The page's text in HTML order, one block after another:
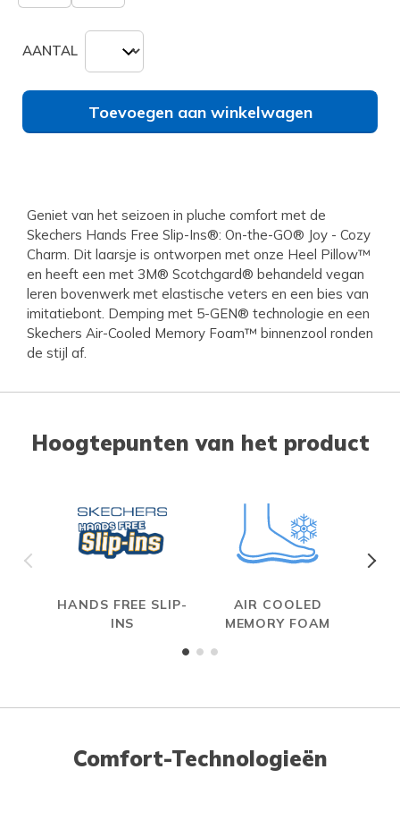
AANTAL
Toevoegen aan winkelwagen
Geniet van het seizoen in pluche comfort met de
Skechers Hands Free Slip-Ins®: On-the-GO® Joy - Cozy
Charm. Dit laarsje is ontworpen met onze Heel Pillow™
en heeft een met 3M® Scotchgard® behandeld vegan
leren bovenwerk met elastische veters en een bies van
imitatiebont. Demping met 5-GEN® technologie en een
Skechers Air-Cooled Memory Foam™ binnenzool ronden
de stijl af.
Hoogtepunten van het product
HANDS FREE SLIP-
INS
AIR COOLED
MEMORY FOAM
Comfort-Technologieën